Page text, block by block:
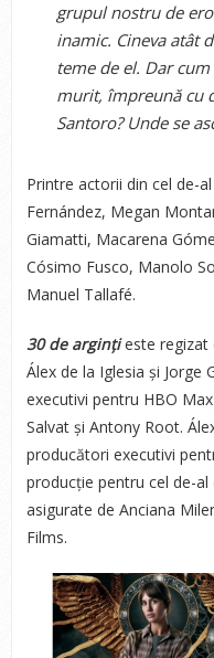
grupul nostru de
inamic. Cineva atât
teme de el. Dar
murit, împreună cu
Santoro? Unde se
Printre actorii din cel de-
Fernández, Megan
Giamatti, Macarena
Cósimo Fusco, Manolo
Manuel Tallafé.
30 de argințieste regizat
Álex de la Iglesia și Jorge
executivi pentru HBO
Salvat și Antony Root.
producători executivi
producție pentru cel de-
asigurate de Anciana
Films.